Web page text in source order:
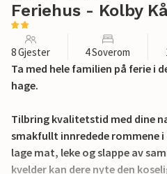
Feriehus - Kolby
8 Gjester 4 Soverom
Ta med hele familien på ferie i
hage.
Tilbring kvalitetstid med dine
smakfullt innredede rommene i
lage mat, leke og slappe av
kvelder kan dere nyte den